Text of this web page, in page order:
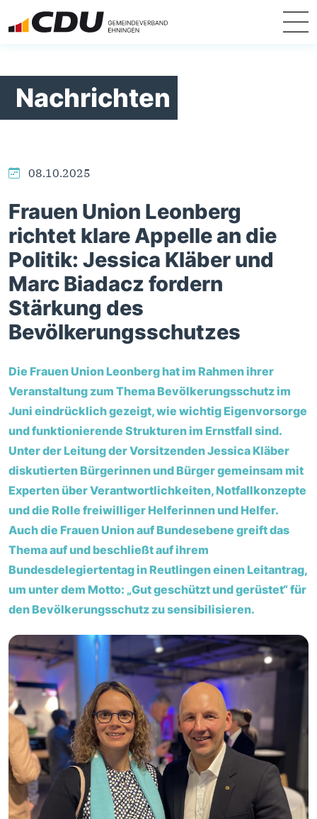
Nachrichten
08.10.2025
Frauen Union Leonberg
richtet klare Appelle an die
Politik: Jessica Kläber und
Marc Biadacz fordern
Stärkung des
Bevölkerungsschutzes
Die Frauen Union Leonberg hat im Rahmen ihrer
Veranstaltung zum Thema Bevölkerungsschutz im
Juni eindrücklich gezeigt, wie wichtig Eigenvorsorge
und funktionierende Strukturen im Ernstfall sind.
Unter der Leitung der Vorsitzenden Jessica Kläber
diskutierten Bürgerinnen und Bürger gemeinsam mit
Experten über Verantwortlichkeiten, Notfallkonzepte
und die Rolle freiwilliger Helferinnen und Helfer.
Auch die Frauen Union auf Bundesebene greift das
Thema auf und beschließt auf ihrem
Bundesdelegiertentag in Reutlingen einen Leitantrag,
um unter dem Motto: „Gut geschützt und gerüstet“ für
den Bevölkerungsschutz zu sensibilisieren.